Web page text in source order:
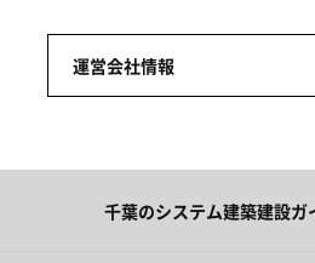
運営会社情報
千葉のシステム建築建設